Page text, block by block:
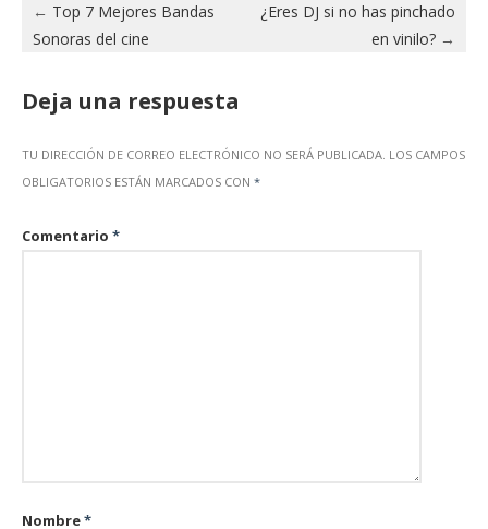
← Top 7 Mejores Bandas
Sonoras del cine
¿Eres DJ si no has pinchado
en vinilo? →
Deja una respuesta
TU DIRECCIÓN DE CORREO ELECTRÓNICO NO SERÁ PUBLICADA. LOS CAMPOS
OBLIGATORIOS ESTÁN MARCADOS CON *
Comentario *
Nombre*